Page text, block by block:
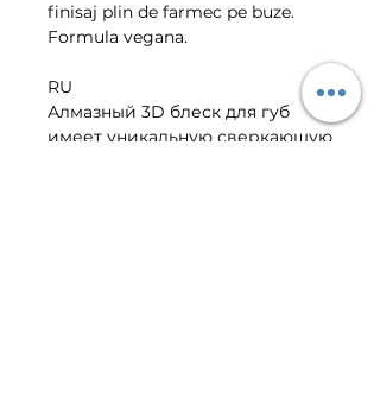
finisaj plin de farmec pe buze.
Formula vegana.
RU
Алмазный 3D блеск для губ
имеет уникальную сверкающую